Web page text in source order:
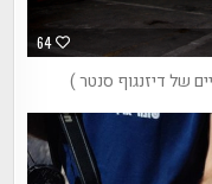
64
של דיזנגוף סנטר )